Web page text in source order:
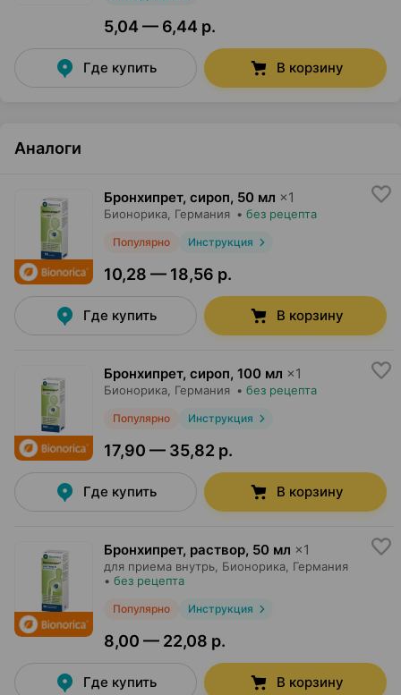
5,04 — 6,44 р.
Где купить В корзину
Аналоги
Бронхипрет, сироп, 50 мл ×1
Бионорика, Германия • без рецепта
Популярно Инструкция
10,28 — 18,56 р.
Где купить В корзину
Бронхипрет, сироп, 100 мл ×1
Бионорика, Германия • без рецепта
Популярно Инструкция
17,90 — 35,82 р.
Где купить В корзину
Бронхипрет, раствор, 50 мл ×1
для приема внутрь, Бионорика, Германия
• без рецепта
Популярно Инструкция
8,00 — 22,08 р.
Где купить В корзину